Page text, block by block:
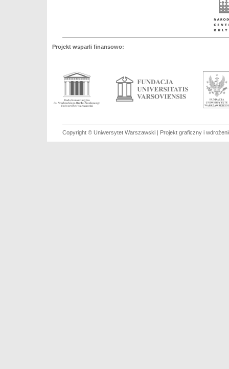
Projekt wsparli finansowo:
Copyright © Uniwersytet Warszawski | Projekt graficzny i